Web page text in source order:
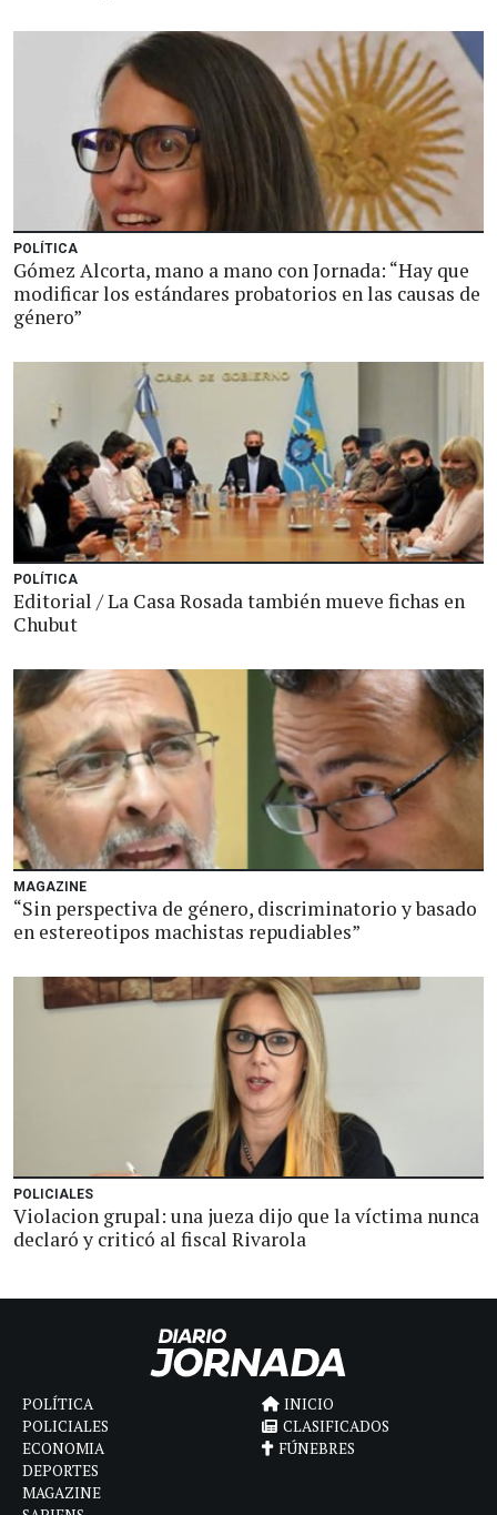
POLÍTICA
Gómez Alcorta, mano a mano con Jornada: “Hay que
modificar los estándares probatorios en las causas de
género”
POLÍTICA
Editorial / La Casa Rosada también mueve fichas en
Chubut
MAGAZINE
“Sin perspectiva de género, discriminatorio y basado
en estereotipos machistas repudiables”
POLICIALES
Violacion grupal: una jueza dijo que la víctima nunca
declaró y criticó al fiscal Rivarola
POLÍTICA
POLICIALES
ECONOMIA
DEPORTES
MAGAZINE
INICIO
CLASIFICADOS
FÚNEBRES